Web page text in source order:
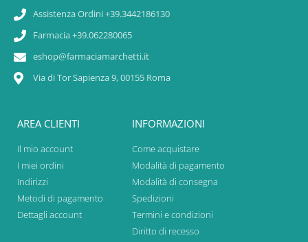
Assistenza Ordini +39.3442186130
Farmacia +39.062280065
eshop@farmaciamarchetti.it
Via di Tor Sapienza 9, 00155 Roma
AREA CLIENTI
Il mio account
I miei ordini
Indirizzi
Metodi di pagamento
Dettagli account
INFORMAZIONI
Come acquistare
Modalità di pagamento
Modalità di consegna
Spedizioni
Termini e condizioni
Diritto di recesso